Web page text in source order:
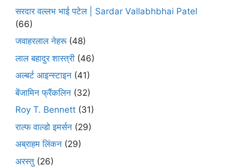
सरदार वल्लभ भाई पटेल | Sardar Vallabhbhai Patel
(66)
जवाहरलाल नेहरू(48)
लाल बहादुर शास्त्री (46)
अल्बर्ट आइन्स्टाइन (41)
बेंजामिन फ्रैंकलिन (32)
Roy T. Bennett (31)
राल्फ वाल्डो इमर्सन (29)
अब्राहम लिंकन (29)
अरस्तु (26)